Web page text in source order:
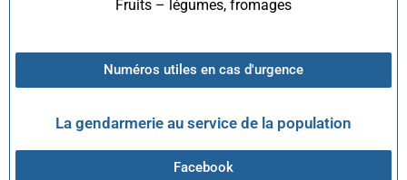
Fruits – légumes, fromages
Numéros utiles en cas d'urgence
La gendarmerie au service de la population
Facebook